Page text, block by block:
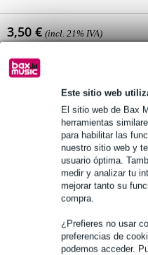
Este sitio web
El sitio web de Bax
herramientas
para habilitar las
nuestro sitio web y
usuario óptima.
medir y analizar tu
mejorar tanto su
compra.
¿Prefieres no usar
preferencias de
podemos acceder.
3,50 € (incl. 21% IVA)
Disponibilidad online
Todavía 595 artículos en stock
Pedido antes de 16 h = en
Más de 48.000 artículos en
1.250 marcas líderes